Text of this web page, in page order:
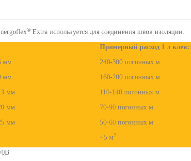
® Extra используется для соединения швов изоляции.
Примерный расход 1 л клея:
мм 240-300 погонных м
мм 160-200 погонных м
мм 110-140 погонных м
мм 70-90 погонных м
мм 50-60 погонных м
~5 м2
0B